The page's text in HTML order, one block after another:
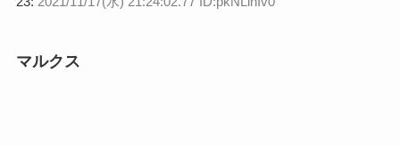
マルクス